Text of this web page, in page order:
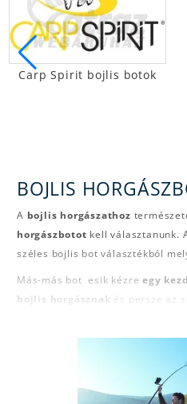
Carp Spirit bojlis botok
BOJLIS
A bojlis horgászathoz
horgászbotot kell választanunk.
széles bojlis bot választékból
Más-más bot esik kézreegy
bojlis horgásznak és persze az
már valamire beállt a kezünk.
3 szám
a hossz, amely lábban